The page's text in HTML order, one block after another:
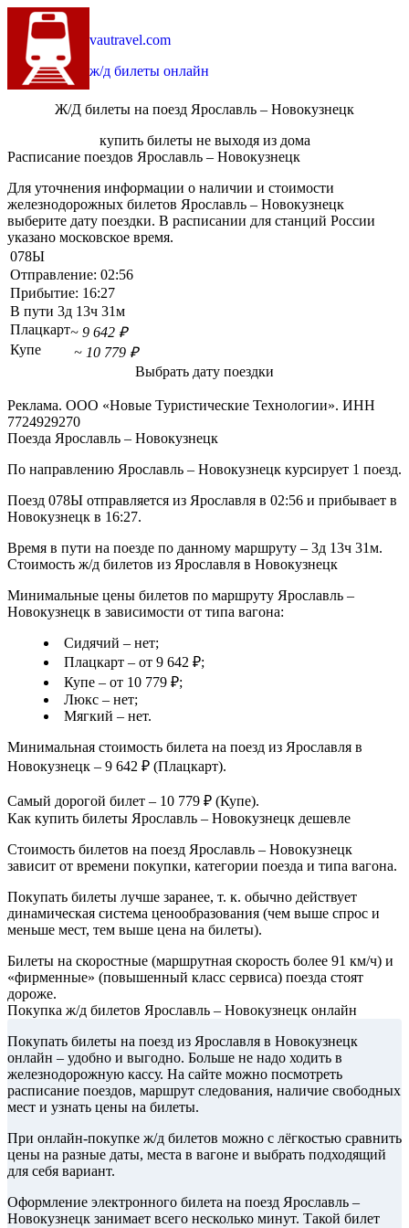
vautravel.com
ж/д билеты онлайн
Ж/Д билеты на поезд Ярославль – Новокузнецк
купить билеты не выходя из дома
Расписание поездов Ярославль – Новокузнецк
Для уточнения информации о наличии и стоимости
железнодорожных билетов Ярославль – Новокузнецк
выберите дату поездки. В расписании для станций России
указано московское время.
078Ы
Отправление: 02:56
Прибытие: 16:27
В пути 3д 13ч 31м
Плацкарт~ 9 642 ₽
Купе
~ 10 779 ₽
Выбрать дату поездки
Реклама. ООО «Новые Туристические Технологии». ИНН
7724929270
Поезда Ярославль – Новокузнецк
По направлению Ярославль – Новокузнецк курсирует 1 поезд.
Поезд 078Ы отправляется из Ярославля в 02:56 и прибывает в
Новокузнецк в 16:27.
Время в пути на поезде по данному маршруту – 3д 13ч 31м.
Стоимость ж/д билетов из Ярославля в Новокузнецк
Минимальные цены билетов по маршруту Ярославль –
Новокузнецк в зависимости от типа вагона:
Сидячий – нет;
Плацкарт – от 9 642 ₽;
Купе – от 10 779 ₽;
Люкс – нет;
Мягкий – нет.
Минимальная стоимость билета на поезд из Ярославля в
Новокузнецк – 9 642 ₽ (Плацкарт).
Самый дорогой билет – 10 779 ₽ (Купе).
Как купить билеты Ярославль – Новокузнецк дешевле
Стоимость билетов на поезд Ярославль – Новокузнецк
зависит от времени покупки, категории поезда и типа вагона.
Покупать билеты лучше заранее, т. к. обычно действует
динамическая система ценообразования (чем выше спрос и
меньше мест, тем выше цена на билеты).
Билеты на скоростные (маршрутная скорость более 91 км/ч) и
«фирменные» (повышенный класс сервиса) поезда стоят
дороже.
Покупка ж/д билетов Ярославль – Новокузнецк онлайн
Покупать билеты на поезд из Ярославля в Новокузнецк
онлайн – удобно и выгодно. Больше не надо ходить в
железнодорожную кассу. На сайте можно посмотреть
расписание поездов, маршрут следования, наличие свободных
мест и узнать цены на билеты.
При онлайн-покупке ж/д билетов можно с лёгкостью сравнить
цены на разные даты, места в вагоне и выбрать подходящий
для себя вариант.
Оформление электронного билета на поезд Ярославль –
Новокузнецк занимает всего несколько минут. Такой билет